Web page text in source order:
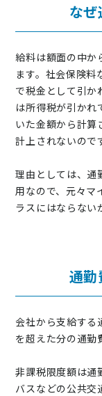
なぜ
給料は額面の中か
ます。社会保険料
で税金として引か
は所得税が引かれ
いた金額から計算
計上されないので
理由としては、通
用なので、元々マ
ラスにはならない
通勤
会社から支給する
を超えた分の通勤
非課税限度額は通
バスなどの公共交